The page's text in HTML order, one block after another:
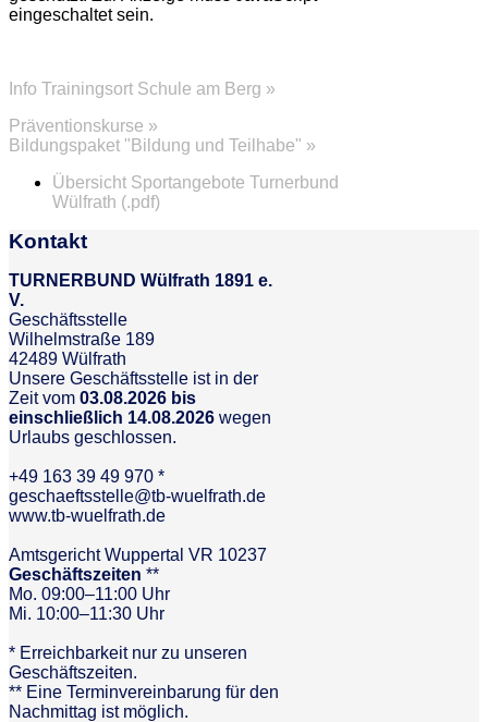
eingeschaltet sein.
Info Trainingsort Schule am Berg »
Präventionskurse »
Bildungspaket "Bildung und Teilhabe" »
Übersicht Sportangebote Turnerbund
Wülfrath (.pdf)
Kontakt
TURNERBUND Wülfrath 1891 e.
V.
Geschäftsstelle
Wilhelmstraße 189
42489 Wülfrath
Unsere Geschäftsstelle ist in der
Zeit vom 03.08.2026 bis
einschließlich 14.08.2026 wegen
Urlaubs geschlossen.
+49 163 39 49 970 *
geschaeftsstelle@tb-wuelfrath.de
www.tb-wuelfrath.de
Amtsgericht Wuppertal VR 10237
Geschäftszeiten **
Mo. 09:00–11:00 Uhr
Mi. 10:00–11:30 Uhr
* Erreichbarkeit nur zu unseren
Geschäftszeiten.
** Eine Terminvereinbarung für den
Nachmittag ist möglich.